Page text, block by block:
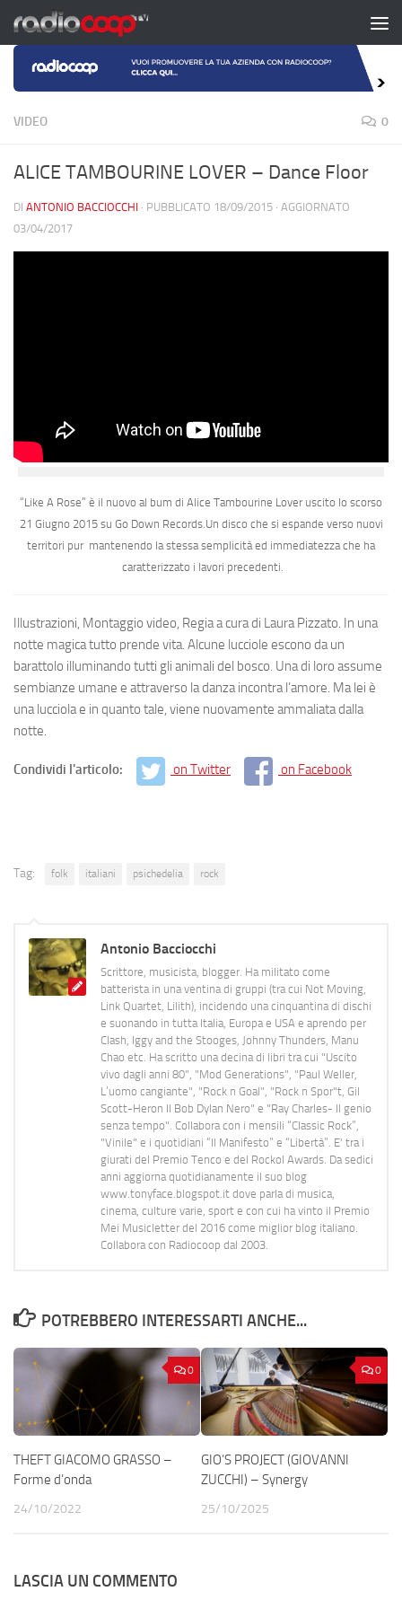
Salta al contenuto
VIDEO 0
ALICE TAMBOURINE LOVER – Dance Floor
DI ANTONIO BACCIOCCHI · PUBBLICATO 18/09/2015 · AGGIORNATO
03/04/2017
“Like A Rose” è il nuovo al bum di Alice Tambourine Lover uscito lo scorso
21 Giugno 2015su Go Down Records.Un disco che si espande verso nuovi
territori pur mantenendo la stessa semplicità ed immediatezza che ha
caratterizzato i lavori precedenti.
Illustrazioni, Montaggio video, Regia a cura di Laura Pizzato. In una
notte magica tutto prende vita. Alcune lucciole escono da un
barattolo illuminando tutti gli animali del bosco. Una di loro assume
sembianze umane e attraverso la danza incontra l’amore. Ma lei è
una lucciola e in quanto tale, viene nuovamente ammaliata dalla
notte.
Condividi l'articolo: on Twitter on Facebook
Tag: folk italiani psichedelia rock
Antonio Bacciocchi
Scrittore, musicista, blogger. Ha militato come
batterista in una ventina di gruppi (tra cui Not Moving,
Link Quartet, Lilith), incidendo una cinquantina di dischi
e suonando in tutta Italia, Europa e USA e aprendo per
Clash, Iggy and the Stooges, Johnny Thunders, Manu
Chao etc. Ha scritto una decina di libri tra cui "Uscito
vivo dagli anni 80", "Mod Generations", "Paul Weller,
L’uomo cangiante", "Rock n Goal", "Rock n Spor"t, Gil
Scott-Heron Il Bob Dylan Nero" e "Ray Charles- Il genio
senza tempo". Collabora con i mensili “Classic Rock”,
"Vinile" e i quotidiani “Il Manifesto” e “Libertà”. E' tra i
giurati del Premio Tenco e del Rockol Awards. Da sedici
anni aggiorna quotidianamente il suo blog
www.tonyface.blogspot.it dove parla di musica,
cinema, culture varie, sport e con cui ha vinto il Premio
Mei Musicletter del 2016 come miglior blog italiano.
Collabora con Radiocoop dal 2003.
POTREBBERO INTERESSARTI ANCHE...
0
THEFT GIACOMO GRASSO –
Forme d’onda
24/10/2022
0
GIO’S PROJECT (GIOVANNI
ZUCCHI) – Synergy
25/10/2025
LASCIA UN COMMENTO